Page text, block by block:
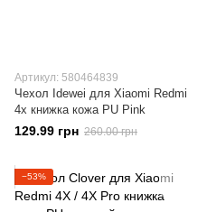
Артикул: 580464839
Чехол Idewei для Xiaomi Redmi
4x книжка кожа PU Pink
129.99 грн 260.00 грн
−53%